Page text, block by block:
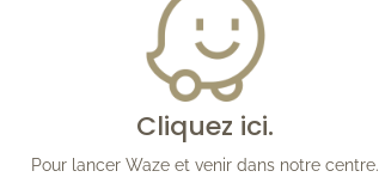
Cliquez ici.
Pour lancer Waze et venir dans notre centre.